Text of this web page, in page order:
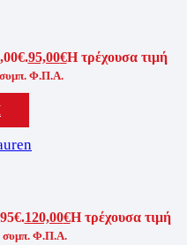
95,00€Η τρέχουσα τιμή
συμπ. Φ.Π.Α.
120,00€Η τρέχουσα τιμή
συμπ. Φ.Π.Α.